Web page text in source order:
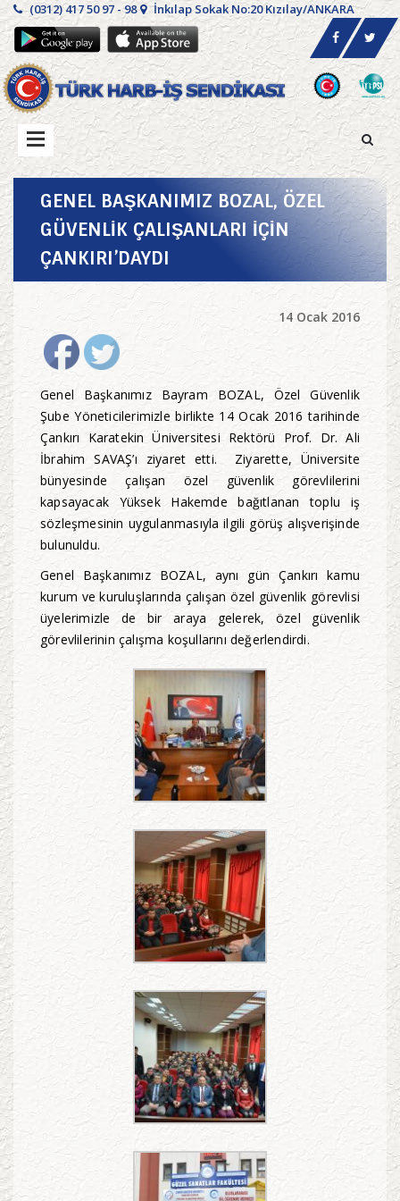
(0312) 417 50 97 - 98 İnkılap Sokak No:20 Kızılay/ANKARA
GENEL BAŞKANIMIZ BOZAL, ÖZEL
GÜVENLİK ÇALIŞANLARI İÇİN
ÇANKIRI’DAYDI
14 Ocak 2016
Genel Başkanımız Bayram BOZAL, Özel Güvenlik
Şube Yöneticilerimizle birlikte 14 Ocak 2016 tarihinde
Çankırı Karatekin Üniversitesi Rektörü Prof. Dr. Ali
İbrahim SAVAŞ’ı ziyaret etti. Ziyarette, Üniversite
bünyesinde çalışan özel güvenlik görevlilerini
kapsayacak Yüksek Hakemde bağıtlanan toplu iş
sözleşmesinin uygulanmasıyla ilgili görüş alışverişinde
bulunuldu.
Genel Başkanımız BOZAL, aynı gün Çankırı kamu
kurum ve kuruluşlarında çalışan özel güvenlik görevlisi
üyelerimizle de bir araya gelerek, özel güvenlik
görevlilerinin çalışma koşullarını değerlendirdi.